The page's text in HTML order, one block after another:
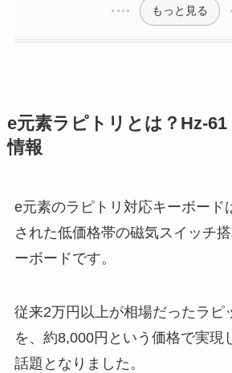
もっと見る
e元素ラピトリとは？Hz-
情報
e元素のラピトリ対応キーボード
された低価格帯の磁気スイッチ
ーボードです。
従来2万円以上が相場だったラピ
を、約8,000円という価格で実現
話題となりました。